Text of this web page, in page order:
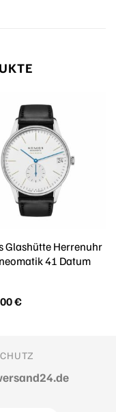
Glashütte Herrenuhr
41 Datum
€